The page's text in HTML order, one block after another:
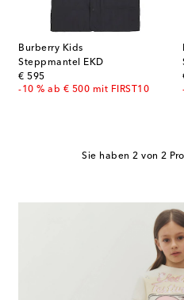
Burberry Kids
Steppmantel EKD
€ 595
original price
-10 % ab € 500 mit FIRST10
Sie haben 2 von 2